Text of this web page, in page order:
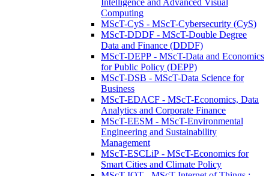
Intelligence and Advanced Visual
Computing
MScT-CyS - MScT-Cybersecurity (CyS)
MScT-DDDF - MScT-Double Degree
Data and Finance (DDDF)
MScT-DEPP - MScT-Data and Economics
for Public Policy (DEPP)
MScT-DSB - MScT-Data Science for
Business
MScT-EDACF - MScT-Economics, Data
Analytics and Corporate Finance
MScT-EESM - MScT-Environmental
Engineering and Sustainability
Management
MScT-ESCLiP - MScT-Economics for
Smart Cities and Climate Policy